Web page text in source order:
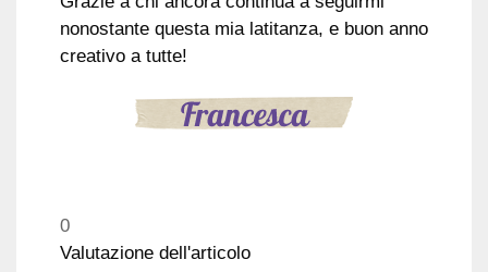
nonostante questa mia latitanza, e buon anno
creativo a tutte!
0
Valutazione dell'articolo